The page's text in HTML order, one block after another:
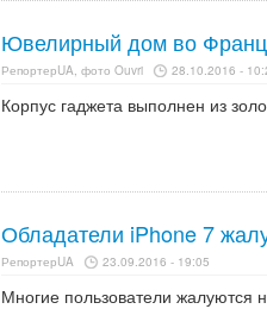
Ювелирный дом во
РепортерUA, фото Ouvri 28.10.2016 -
Корпус гаджета выполнен из
Обладатели iPhone 7
РепортерUA 23.09.2016 - 19:05
Многие пользователи жалуются